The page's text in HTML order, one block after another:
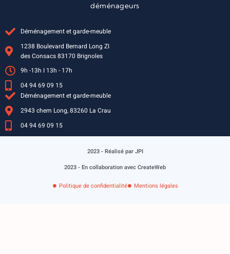
déménageurs
Déménagement et garde-meuble
1238 Boulevard Bernard Long ZI
des Consacs 83170 Brignoles
9h -13h I 13h - 17h
04 94 69 09 15
Déménagement et garde-meuble
2943 chem Long, 83260 La Crau
04 94 69 09 15
2023 - Réalisé par JPI
2023 - En collaboration avec CreateWeb
Politique de confidentialité Mentions légales